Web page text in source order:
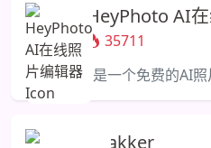
HeyPhoto AI
35711
Shakker